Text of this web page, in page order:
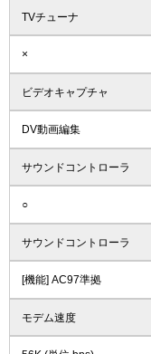
TVチューナ
×
ビデオキャプチャ
DV動画編集
サウンドコントローラ
○
サウンドコントローラ
[機能] AC97準拠
モデム速度